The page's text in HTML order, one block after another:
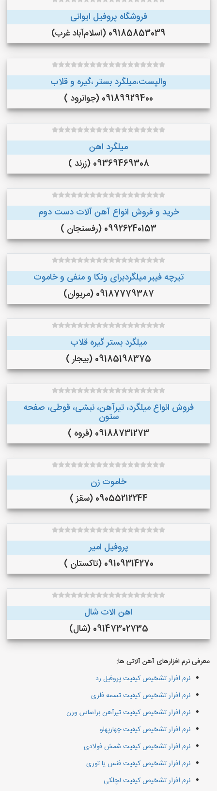
فروشگاه پروفیل ایوانی
09185853039 (اسلام‌آباد غرب)
والپست،میلگرد بستر ،گیره و قلاب
09189929400 (جوانرود )
میلگرد اهن
09369469308 (زرند )
خرید و فروش انواع آهن آلات دست دوم
09926240153 (رفسنجان )
تیرچه فیبر میلگردبرای وتکا و منفی و خاموت
09187779387 (مریوان)
میلگرد بستر گیره قلاب
09185198375 (بیجار )
فروش انواع میلگرد، تیرآهن، نبشی، قوطی، صفحه
ستون
09188731273 (قروه )
خاموت زن
09055212244 (سقز )
پروفیل امیر
09109314270 (تاکستان )
اهن الات شال
09147302735 (شال)
معرفی نرم افزارهای آهن آلاتی ها:
نرم افزار تشخیص کیفیت پروفیل زد
نرم افزار تشخیص کیفیت تسمه فلزی
نرم افزار تشخیص کیفیت تیرآهن براساس وزن
نرم افزار تشخیص کیفیت چهارپهلو
نرم افزار تشخیص کیفیت شمش فولادی
نرم افزار تشخیص کیفیت فنس یا توری
نرم افزار تشخیص کیفیت لچلکی